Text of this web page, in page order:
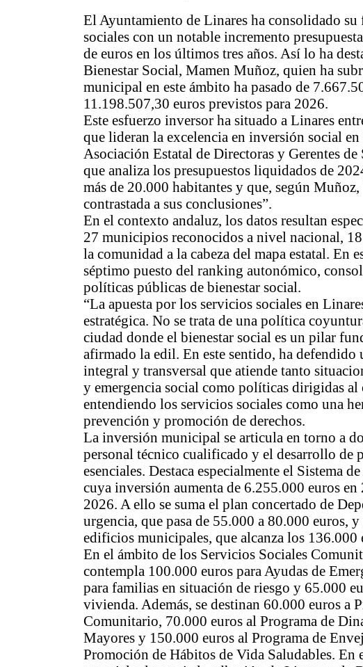
El Ayuntamiento de Linares ha consolidado
sociales con un notable incremento
de euros en los últimos tres años. Así lo ha
Bienestar Social, Mamen Muñoz, quien ha
municipal en este ámbito ha pasado de
11.198.507,30 euros previstos para 2026.
Este esfuerzo inversor ha situado a Linares
que lideran la excelencia en inversión social
Asociación Estatal de Directoras y Gerentes
que analiza los presupuestos liquidados de
más de 20.000 habitantes y que, según
contrastada a sus conclusiones”.
En el contexto andaluz, los datos resultan
27 municipios reconocidos a nivel nacional,
la comunidad a la cabeza del mapa estatal. En
séptimo puesto del ranking autonómico,
políticas públicas de bienestar social.
“La apuesta por los servicios sociales en
estratégica. No se trata de una política
ciudad donde el bienestar social es un pilar
afirmado la edil. En este sentido, ha
integral y transversal que atiende tanto
y emergencia social como políticas dirigidas
entendiendo los servicios sociales como una
prevención y promoción de derechos.
La inversión municipal se articula en torno a
personal técnico cualificado y el desarrollo de
esenciales. Destaca especialmente el Sistema
cuya inversión aumenta de 6.255.000 euros en
2026. A ello se suma el plan concertado de
urgencia, que pasa de 55.000 a 80.000 euros,
edificios municipales, que alcanza los 136.000
En el ámbito de los Servicios Sociales
contempla 100.000 euros para Ayudas de
para familias en situación de riesgo y 65.000
vivienda. Además, se destinan 60.000 euros a
Comunitario, 70.000 euros al Programa de
Mayores y 150.000 euros al Programa de
Promoción de Hábitos de Vida Saludables. En